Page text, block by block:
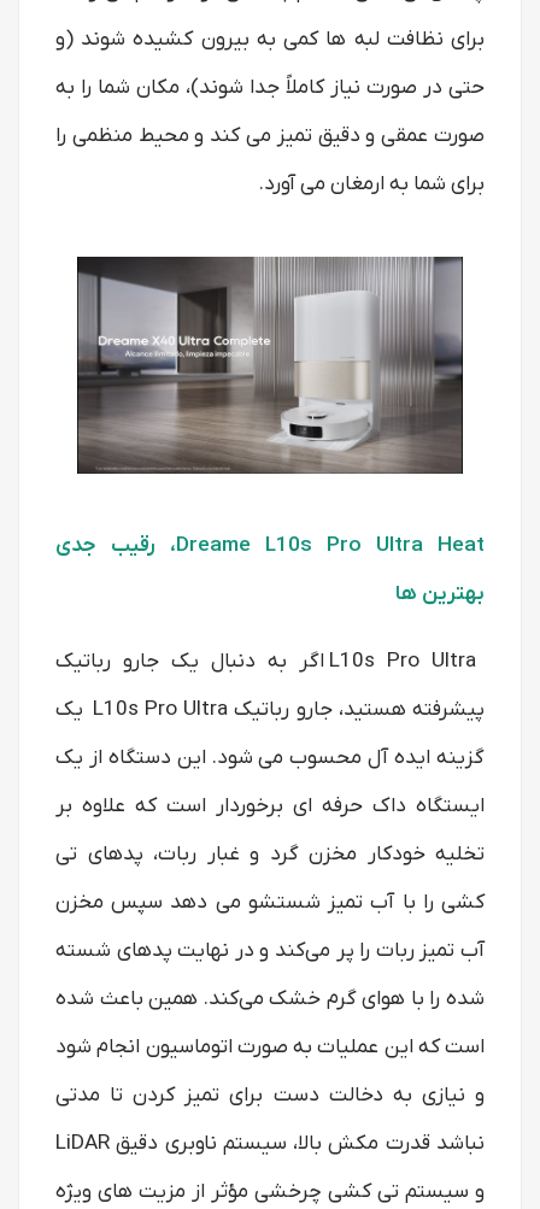
برای نظافت لبه‌ ها کمی به بیرون کشیده شوند (و
حتی در صورت نیاز کاملاً جدا شوند)، مکان شما را به
صورت عمقی و دقیق تمیز می کند و محیط منظمی را
برای شما به ارمغان می آورد.
Dreame L10s Pro Ultra Heat، رقیب جدی
بهترین ها
L10s Pro Ultra اگر به دنبال یک جارو رباتیک
پیشرفته هستید، جارو رباتیک L10s Pro Ultra یک
گزینه ایده آل محسوب می شود. این دستگاه از یک
ایستگاه داک حرفه ای برخوردار است که علاوه بر
تخلیه خودکار مخزن گرد و غبار ربات، پدهای تی‌
کشی را با آب تمیز شستشو می دهد سپس مخزن
آب تمیز ربات را پر می‌کند و در نهایت پدهای شسته‌
شده را با هوای گرم خشک می‌کند. همین باعث شده
است که این عملیات به صورت اتوماسیون انجام شود
و نیازی به دخالت دست برای تمیز کردن تا مدتی
نباشد قدرت مکش بالا، سیستم ناوبری دقیق LiDAR
و سیستم تی‌ کشی چرخشی مؤثر از مزیت های ویژه